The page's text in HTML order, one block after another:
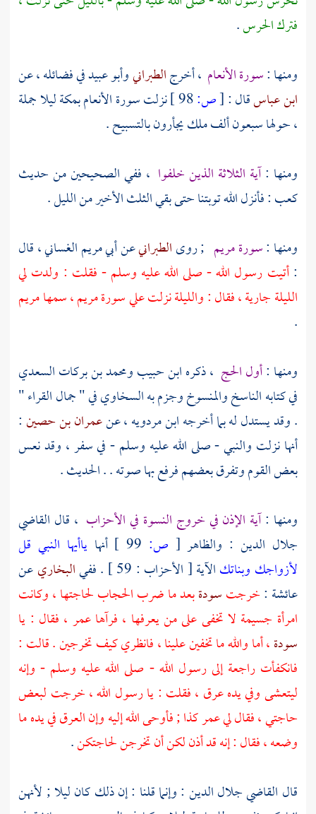
فترك الحرس.
ومنها :سورة الأنعام ، أخرجالطبرانيوأبو عبيدفي فضائله ، عن
ابن عباسقال :[ص: نزلت سورة الأنعامبمكةليلا جملة
، حولها سبعون ألف ملك يجأرون بالتسبيح .
ومنها :آية الثلاثة الذين خلفوا ، ففي الصحيحين من حديث
كعب: فأنزل الله توبتنا حتى بقي الثلث الأخير من الليل .
ومنها :سورة مريم ; روىالطبرانيعنأبي مريم الغساني، قال
:أتيت رسول الله - صلى الله عليه وسلم - فقلت : ولدت لي
الليلة جارية ، فقال : والليلة نزلت علي سورة مريم ، سمها مريم
.
ومنها :أول الحج ، ذكرهابن حبيبومحمد بن بركات السعدي
في كتابه الناسخ والمنسوخ وجزم بهالسخاويفي " جمال القراء "
. وقد يستدل له بما أخرجهابن مردويه ،عنعمران بن حصين:
أنها نزلت والنبي - صلى الله عليه وسلم - في سفر ، وقد نعس
بعض القوم وتفرق بعضهم فرفع بها صوته . . الحديث .
ومنها :آية الإذن في خروج النسوة في الأحزاب ، قال القاضي
جلال الدين : والظاهر [ ص: أنهاياأيها النبي قل
لأزواجك وبناتكالآية [ الأحزاب : 59 ] . ففي البخاريعن
عائشة :خرجتسودةبعد ما ضرب الحجاب لحاجتها ، وكانت
امرأة جسيمة لا تخفى على من يعرفها ، فرآهاعمر ، فقال : يا
سودة، أما والله ما تخفين علينا ، فانظري كيف تخرجين . قالت :
فانكفأت راجعة إلى رسول الله - صلى الله عليه وسلم - وإنه
ليتعشى وفي يده عرق ، فقلت : يا رسول الله ، خرجت لبعض
حاجتي ، فقال ليعمركذا ; فأوحى الله إليه وإن العرق في يده ما
وضعه ، فقال : إنه قد أذن لكن أن تخرجن لحاجتكن.
قال القاضيجلال الدين : وإنما قلنا : إن ذلك كان ليلا ; لأنهن